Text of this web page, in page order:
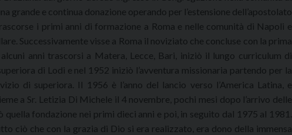
grande e continua donazione operando per l’estensione dell’apostolato
i primi anni di formazione a Roma e nelle comunità di Napoli e
Successivamente visse a Roma il noviziato che concluse con la prima
anni trascorsi a Matera, Lecce, Bari, iniziò il lungo curriculum di
di Lodi e nel 1952 iniziò l’avventura missionaria partendo per la
di superiora. Il 1956 è l’anno del lancio verso l’America Latina, e
a Sr. Letizia Di Michele il 4 novembre, pochi mesi dopo l’arrivo delle
fondazione nei primi dieci anni e poi, in seguito dal 1975 al 1981.
ciò che con la grazia di Dio si era realizzato, era dono della immensa